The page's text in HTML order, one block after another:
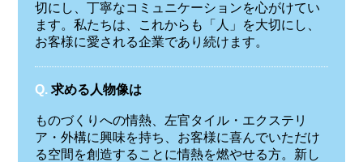
切にし、丁寧なコミュニケーションを心がけてい
ます。私たちは、これからも「人」を大切にし、
お客様に愛される企業であり続けます。
Q. 求める人物像は
ものづくりへの情熱、左官タイル・エクステリ
ア・外構に興味を持ち、お客様に喜んでいただけ
る空間を創造することに情熱を燃やせる方。新し